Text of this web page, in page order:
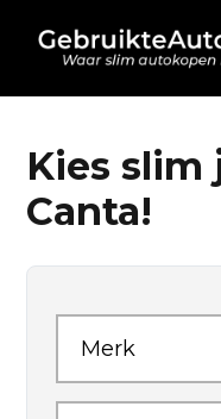
HOME
AUTO KOPEN
BLOG
WIE ZIJN WIJ
Kies slim
Canta!